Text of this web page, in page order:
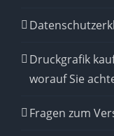
Druckgrafik
worauf Sie
Fragen zum